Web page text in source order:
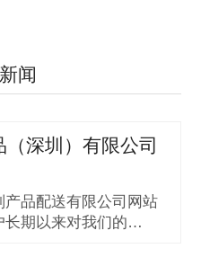
闻
深圳）有限公司
品配送有限公司网站
期以来对我们的…